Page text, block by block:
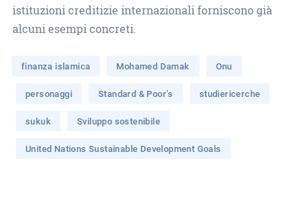
istituzioni creditizie internazionali forniscono già
alcuni esempi concreti.
finanza islamica Mohamed Damak Onu
personaggi Standard & Poor’s studiericerche
sukuk Sviluppo sostenibile
United Nations Sustainable Development Goals